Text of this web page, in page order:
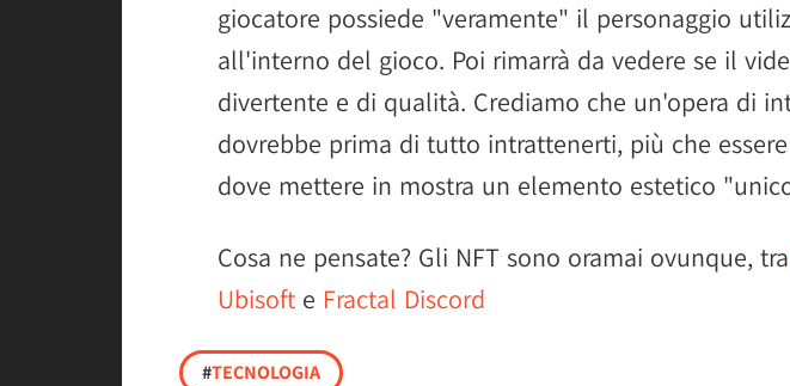
giocatore possiede "veramente" il personaggio
all'interno del gioco. Poi rimarrà da vedere se il
divertente e di qualità. Crediamo che un'opera di
dovrebbe prima di tutto intrattenerti, più che
dove mettere in mostra un elemento estetico
Cosa ne pensate? Gli NFT sono oramai ovunque, tra
Ubisoft e Fractal Discord
#TECNOLOGIA